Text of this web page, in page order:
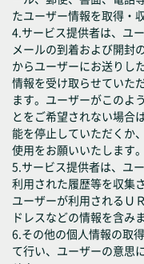
たユーザー情報を取得・
4.サービス提供者は、ユ
メールの到着および開封
からユーザーにお送りし
情報を受け取らせていた
ます。ユーザーがこのよ
とをご希望されない場合
能を停止していただくか
使用をお願いいたします。
5.サービス提供者は、ユ
利用された履歴等を収集
ユーザーが利用されるＵ
ドレスなどの情報を含みま
6.その他の個人情報の取
て行い、ユーザーの意思